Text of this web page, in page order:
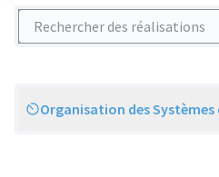
Rechercher des réalisations
Scope
Organisation des